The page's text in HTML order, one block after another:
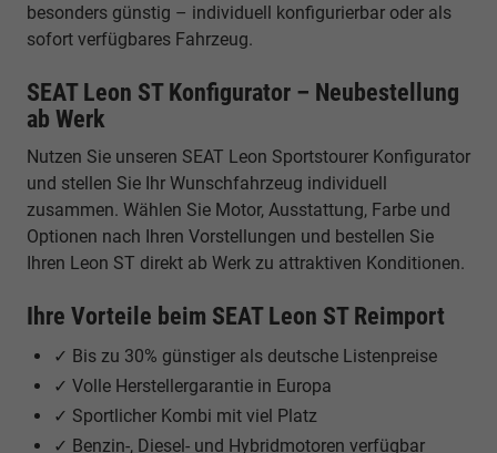
besonders günstig – individuell konfigurierbar oder als
sofort verfügbares Fahrzeug.
SEAT Leon ST Konfigurator – Neubestellung
ab Werk
Nutzen Sie unseren SEAT Leon Sportstourer Konfigurator
und stellen Sie Ihr Wunschfahrzeug individuell
zusammen. Wählen Sie Motor, Ausstattung, Farbe und
Optionen nach Ihren Vorstellungen und bestellen Sie
Ihren Leon ST direkt ab Werk zu attraktiven Konditionen.
Ihre Vorteile beim SEAT Leon ST Reimport
✓ Bis zu 30% günstiger als deutsche Listenpreise
✓ Volle Herstellergarantie in Europa
✓ Sportlicher Kombi mit viel Platz
✓ Benzin-, Diesel- und Hybridmotoren verfügbar